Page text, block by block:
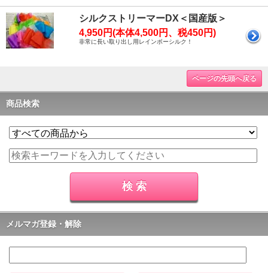
シルクストリーマーDX＜国産版＞
4,950円(本体4,500円、税450円)
非常に長い取り出し用レインボーシルク！
ページの先頭へ戻る
商品検索
メルマガ登録・解除